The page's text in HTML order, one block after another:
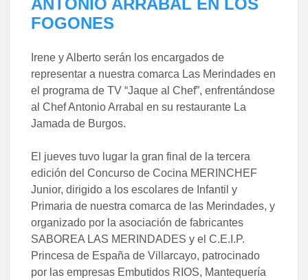
ANTONIO ARRABAL EN LOS
FOGONES
Irene y Alberto serán los encargados de
representar a nuestra comarca Las Merindades en
el programa de TV “Jaque al Chef”, enfrentándose
al Chef Antonio Arrabal en su restaurante La
Jamada de Burgos.
El jueves tuvo lugar la gran final de la tercera
edición del Concurso de Cocina MERINCHEF
Junior, dirigido a los escolares de Infantil y
Primaria de nuestra comarca de las Merindades, y
organizado por la asociación de fabricantes
SABOREA LAS MERINDADES y el C.E.I.P.
Princesa de España de Villarcayo, patrocinado
por las empresas Embutidos RIOS, Mantequería